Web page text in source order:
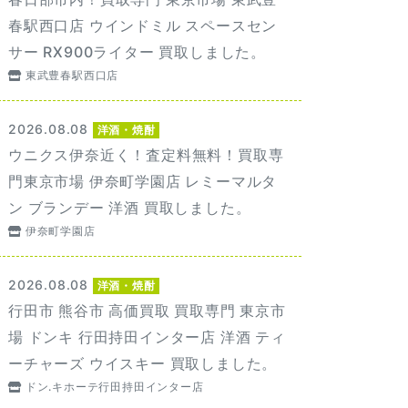
春駅西口店 ウインドミル スペースセン
サー RX900ライター 買取しました。
東武豊春駅西口店
2026.08.08 洋酒・焼酎
ウニクス伊奈近く！査定料無料！買取専
門東京市場 伊奈町学園店 レミーマルタ
ン ブランデー 洋酒 買取しました。
伊奈町学園店
2026.08.08 洋酒・焼酎
行田市 熊谷市 高価買取 買取専門 東京市
場 ドンキ 行田持田インター店 洋酒 ティ
ーチャーズ ウイスキー 買取しました。
ドン.キホーテ行田持田インター店